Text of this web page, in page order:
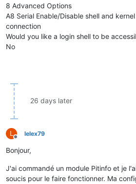
8 Advanced Options
A8 Serial Enable/Disable shell and
connection
Would you like a login shell to be
No
26 days later
L
Offline
lelex79
Bonjour,
J'ai commandé un module Pitinfo et je
soucis pour le faire fonctionner. Ma